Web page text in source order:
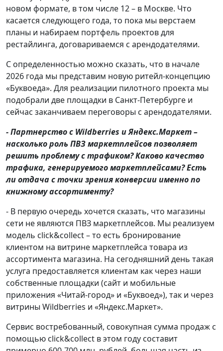
новом формате, в том числе 12 – в Москве. Что
касается следующего года, то пока мы верстаем
планы и набираем портфель проектов для
рестайлинга, договариваемся с арендодателями.
С определенностью можно сказать, что в начале
2026 года мы представим новую ритейл-концепцию
«Буквоеда». Для реализации пилотного проекта мы
подобрали две площадки в Санкт-Петербурге и
сейчас заканчиваем переговоры с арендодателями.
- Партнерство с Wildberries и Яндекс.Маркет –
насколько роль ПВЗ маркетплейсов позволяет
решить проблему с трафиком? Каково качество
трафика, генерируемого маркетплейсами? Есть
ли отдача с точки зрения конверсии именно по
книжному ассортименту?
- В первую очередь хочется сказать, что магазины
сети не являются ПВЗ маркетплейсов. Мы реализуем
модель click&collect – то есть бронирование
клиентом на витрине маркетплейса товара из
ассортимента магазина. На сегодняшний день такая
услуга предоставляется клиентам как через наши
собственные площадки (сайт и мобильные
приложения «Читай-город» и «Буквоед»), так и через
витрины Wildberries и «Яндекс.Маркет».
Сервис востребованный, совокупная сумма продаж с
помощью click&collect в этом году составит